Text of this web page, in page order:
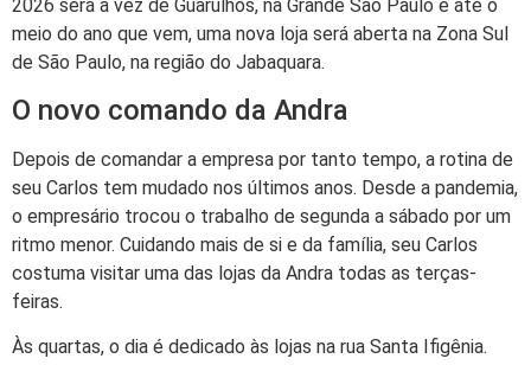
2026 será a vez de Guarulhos, na Grande São Paulo e até o
meio do ano que vem, uma nova loja será aberta na Zona Sul
de São Paulo, na região do Jabaquara.
O novo comando da Andra
Depois de comandar a empresa por tanto tempo, a rotina de
seu Carlos tem mudado nos últimos anos. Desde a pandemia,
o empresário trocou o trabalho de segunda a sábado por um
ritmo menor. Cuidando mais de si e da família, seu Carlos
costuma visitar uma das lojas da Andra todas as terças-
feiras.
Às quartas, o dia é dedicado às lojas na rua Santa Ifigênia.